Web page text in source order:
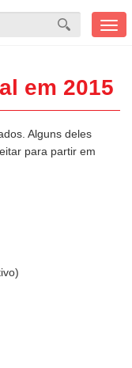
em 2015
Alguns deles
para partir em